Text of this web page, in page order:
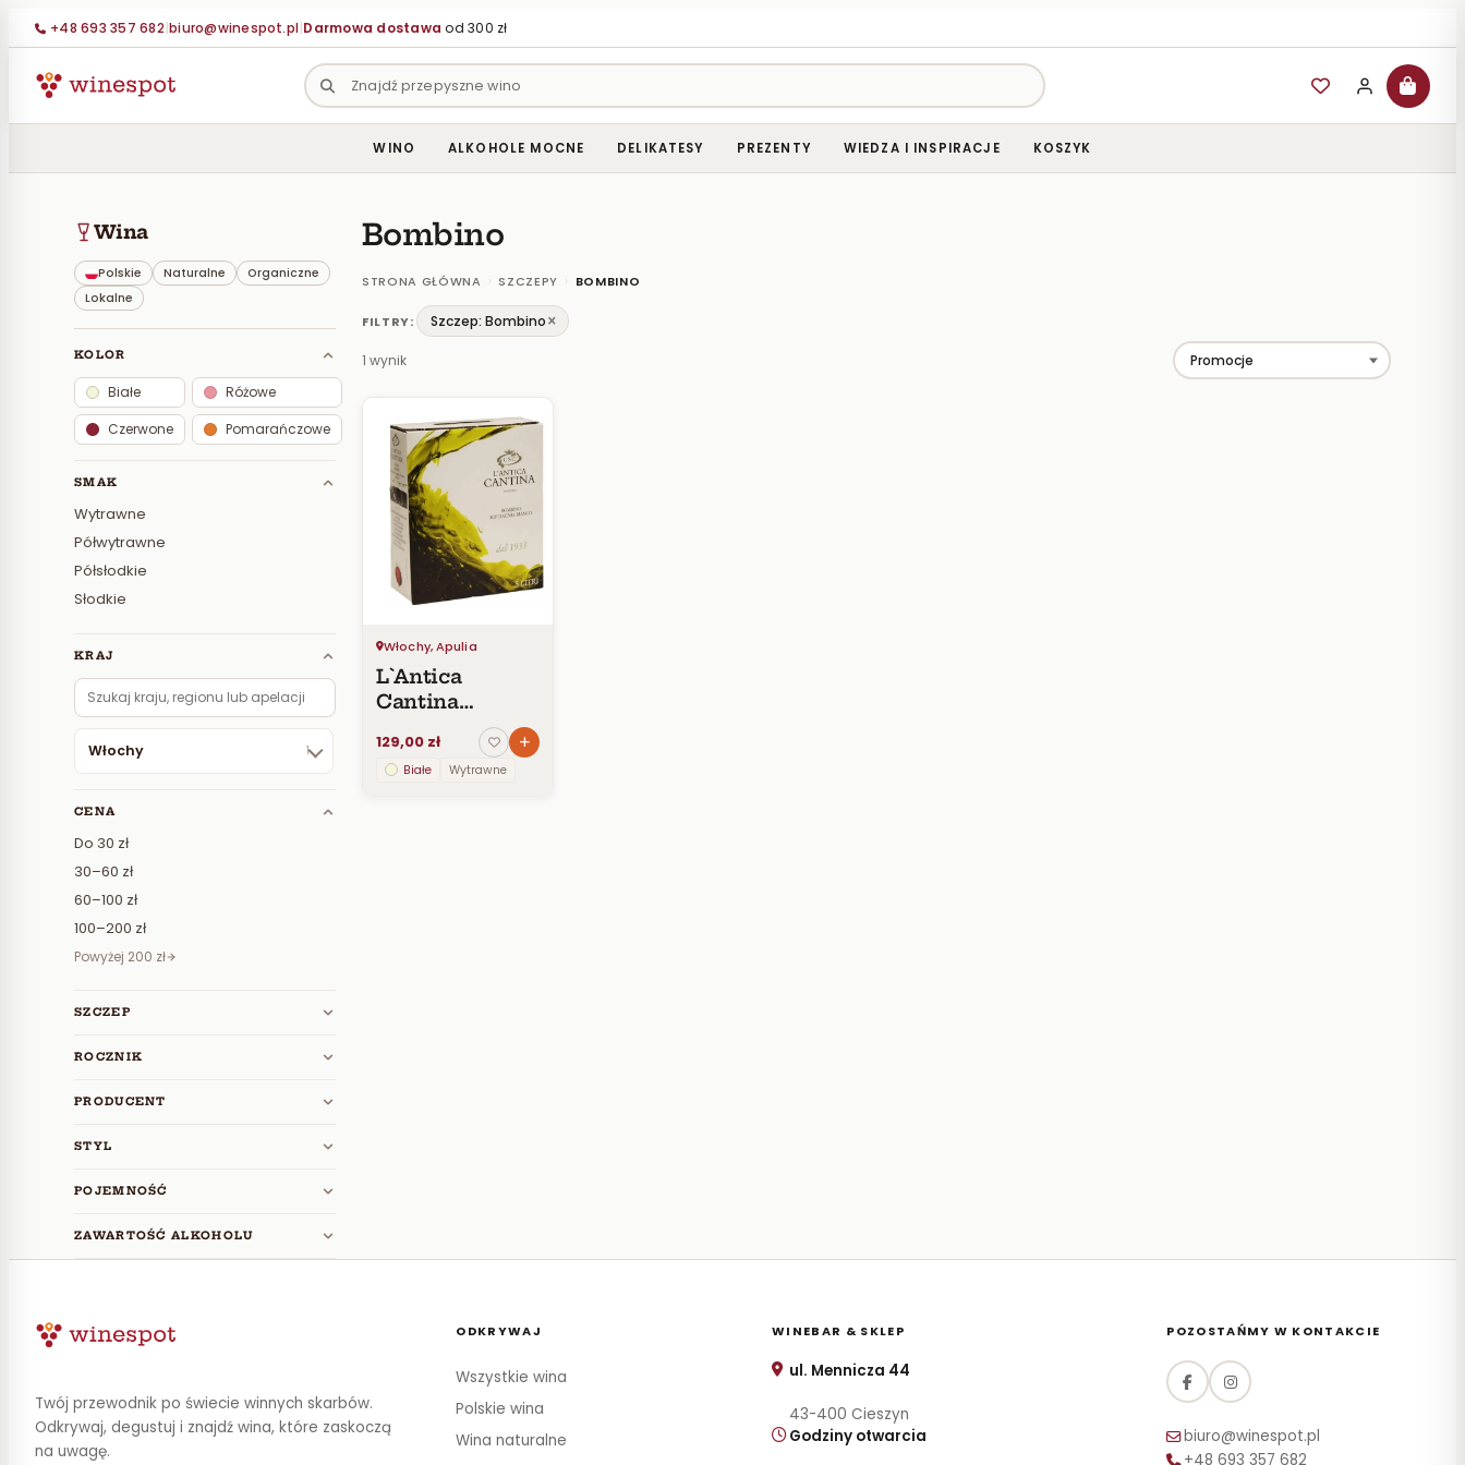
+48 693 357 682|biuro@winespot.pl|Darmowa dostawa od 300 zł
WINO ALKOHOLE MOCNE DELIKATESY PREZENTY WIEDZA I INSPIRACJE KOSZYK
Przejdź
do
treści
Wina
Polskie Naturalne
Organiczne
Lokalne
KOLOR
Białe
Różowe
Czerwone
Pomarańczowe
SMAK
Wytrawne
Półwytrawne
Półsłodkie
Słodkie
KRAJ
Włochy 1
CENA
Do 30 zł
30–60 zł
60–100 zł
100–200 zł
Powyżej 200 zł
SZCZEP
ROCZNIK
PRODUCENT
STYL
POJEMNOŚĆ
ZAWARTOŚĆ ALKOHOLU
Bombino
STRONA GŁÓWNA › SZCZEPY › BOMBINO
FILTRY: Szczep: Bombino×
1 wynik
Włochy, Apulia
L`Antica
Cantina
Bombino BIB
5L
129,00 zł
Białe Wytrawne
Twój przewodnik po świecie winnych skarbów.
Odkrywaj, degustuj i znajdź wina, które zaskoczą
na uwagę.
ODKRYWAJ
Wszystkie wina
Polskie wina
Wina naturalne
WINEBAR & SKLEP
ul. Mennicza 44
43-400 Cieszyn
Godziny otwarcia
POZOSTAŃMY W KONTAKCIE
biuro@winespot.pl
+48 693 357 682